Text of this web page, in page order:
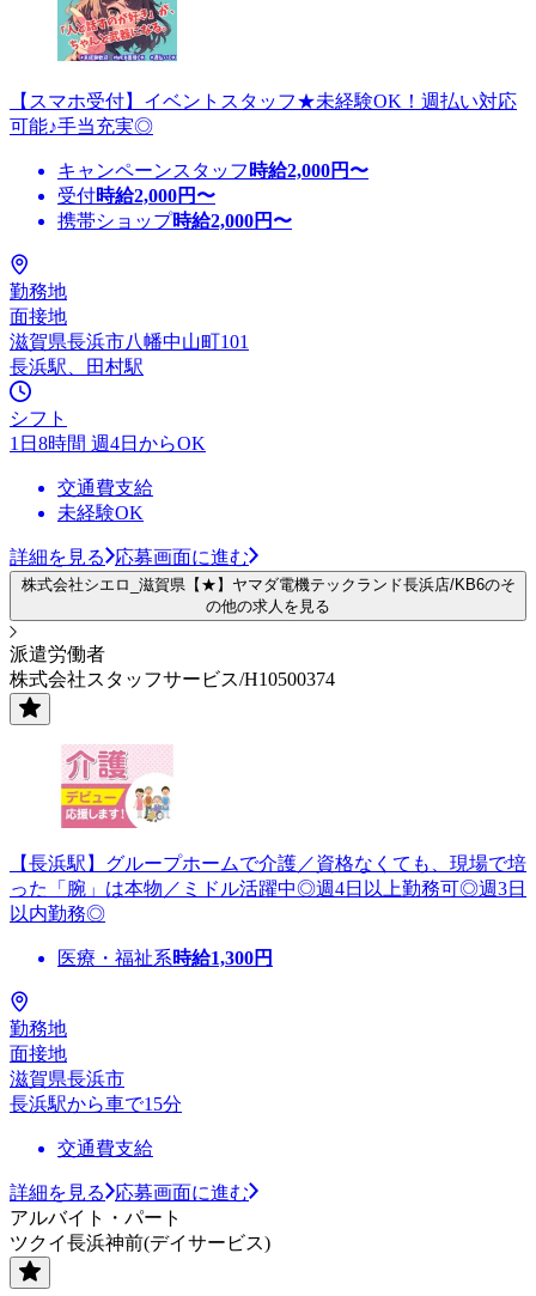
【スマホ受付】イベントスタッフ★未経験OK！週払い対応
可能♪手当充実◎
キャンペーンスタッフ 時給2,000円〜
受付時給2,000円〜
携帯ショップ時給2,000円〜
勤務地
面接地
滋賀県長浜市八幡中山町101
長浜駅、田村駅
シフト
1日8時間 週4日からOK
交通費支給
未経験OK
詳細を見る 応募画面に進む
株式会社シエロ_滋賀県【★】ヤマダ電機テックランド長浜店/KB6のそ
の他の求人を見る
派遣労働者
株式会社スタッフサービス/H10500374
【長浜駅】グループホームで介護／資格なくても、現場で培
った「腕」は本物／ミドル活躍中◎週4日以上勤務可◎週3日
以内勤務◎
医療・福祉系時給1,300円
勤務地
面接地
滋賀県長浜市
長浜駅から車で15分
交通費支給
詳細を見る
応募画面に進む
アルバイト・パート
ツクイ長浜神前(デイサービス)